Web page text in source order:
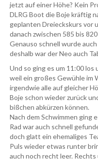
jetzt auf einer Höhe? Kein
DLRG Boot die Boje kräftig
geplanten Dreieckskurs vor
danach zwischen 585 bis
Genauso schnell wurde
deshalb war der Neo auch
Und so ging es um 11:00 los
weil ein großes Gewühle im
irgendwie alle auf gleicher
Boje schon wieder zurück
bißchen abkürzen können.
Nach dem Schwimmen ging
Rad war auch schnell
doch glatt ein ehemaliges
Puls wieder etwas runter
auch noch recht leer.